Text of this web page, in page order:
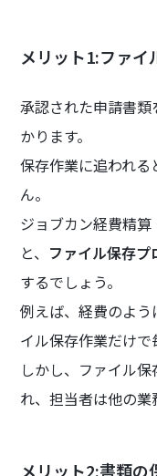
メリット1:ファイ
承認された申請書
かります。
保存作業に追われ
ん。
ジョブカン経費精
と、 ファイル保存
するでしょう。
例えば、経費のよ
イル保存作業だけで
しかし、ファイル
れ、担当者は他の業
メリット2:書類の